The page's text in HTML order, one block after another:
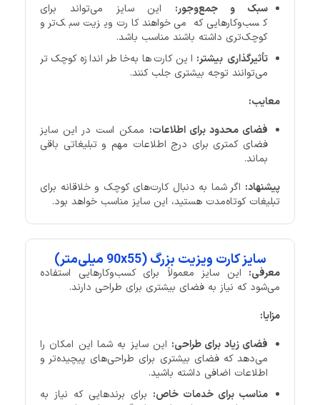
سبک و جمع‌وجور: این سایز می‌تواند برای
کسب‌وکارهایی که می‌خواهند کارت ویزیت سبک‌تر و
کوچک‌تری داشته باشند مناسب باشد.
تأثیرگذاری بیشتر: این کارت‌ها به‌خاطر اندازه کوچک‌تر
می‌توانند توجه بیشتری جلب کنند.
معایب:
فضای محدود برای اطلاعات: ممکن است در این سایز
فضای کمتری برای درج اطلاعات مهم و تبلیغاتی باقی
بماند.
پیشنهاد: اگر شما به دنبال کارت‌های کوچک و خلاقانه برای
تبلیغات کوتاه‌مدت هستید، این سایز مناسب خواهد بود.
سایز کارت ویزیت بزرگ (90x55 میلی‌متر)
معرفی: این سایز معمولاً برای کسب‌وکارهایی استفاده
می‌شود که نیاز به فضای بیشتری برای طراحی دارند.
مزایا:
فضای زیاد برای طراحی: این سایز به شما این امکان را
می‌دهد که فضای بیشتری برای طراحی‌های پیچیده‌تر و
اطلاعات اضافی داشته باشید.
مناسب برای خدمات خاص: برای برندهایی که نیاز به